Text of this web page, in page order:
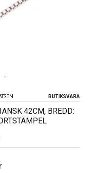
BUTIKSVARA
42CM, BREDD: